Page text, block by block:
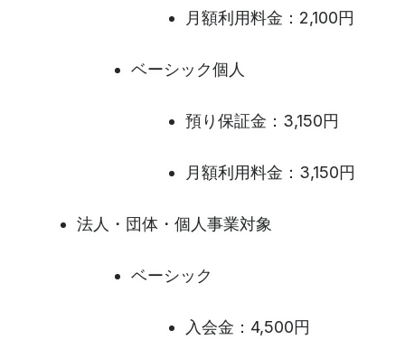
月額利用料金：2,100円
ベーシック個人
預り保証金：3,150円
月額利用料金：3,150円
法人・団体・個人事業対象
ベーシック
入会金：4,500円